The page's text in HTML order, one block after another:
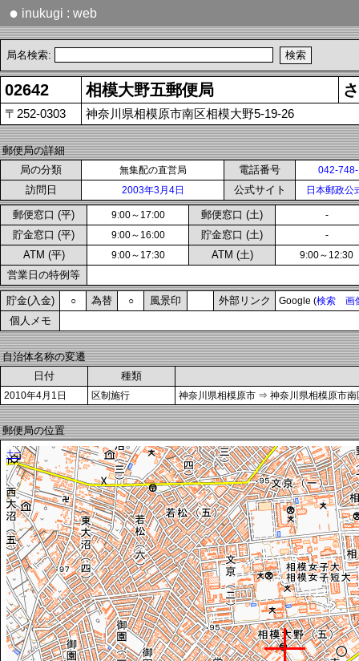
● inukugi : web
局名検索:
02642 相模大野五郵便局
〒252-0303 神奈川県相模原市南区相模大野5-19-26
郵便局の詳細
局の分類
無集配の直営局 電話番号 042-
訪問日 2003年3月4日 公式サイト 日本郵政公
郵便窓口 (平) 9:00～17:00 郵便窓口 (土) -
貯金窓口 (平) 9:00～16:00 貯金窓口 (土) -
ATM (平) 9:00～17:30 ATM (土) 9:00～12:30
営業日の特例等
貯金(入金) ○ 為替 ○ 風景印 外部リンク Google (検索 画
個人メモ
自治体名称の変遷
日付
種類
2010年4月1日 区制施行 神奈川県相模原市 ⇒ 神奈川県相模原市南
郵便局の位置